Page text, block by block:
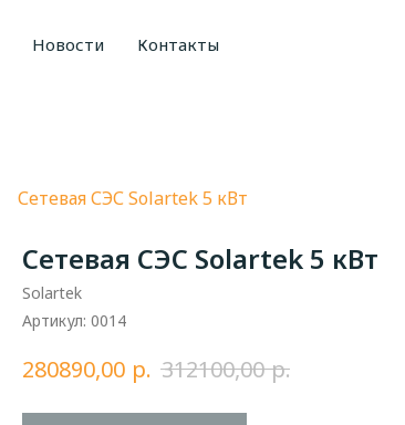
Новости Контакты
Сетевая СЭС Solartek 5 кВт
Сетевая СЭС Solartek 5 кВт
Solartek
Артикул: 0014
280890,00 р. 312100,00 р.